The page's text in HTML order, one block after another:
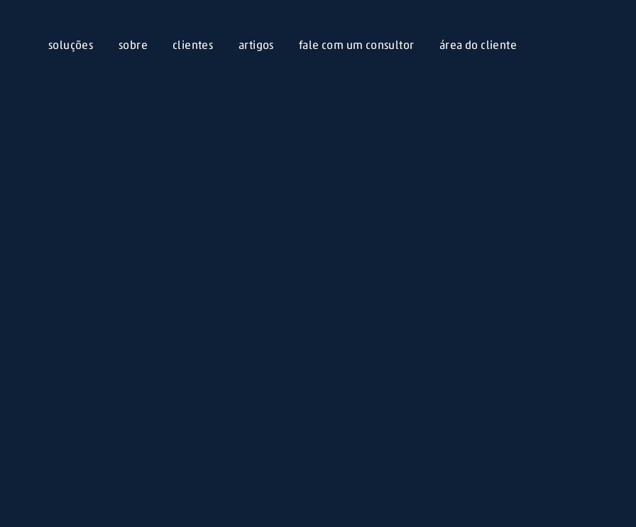
soluções sobre clientes artigos fale com um consultor área do cliente